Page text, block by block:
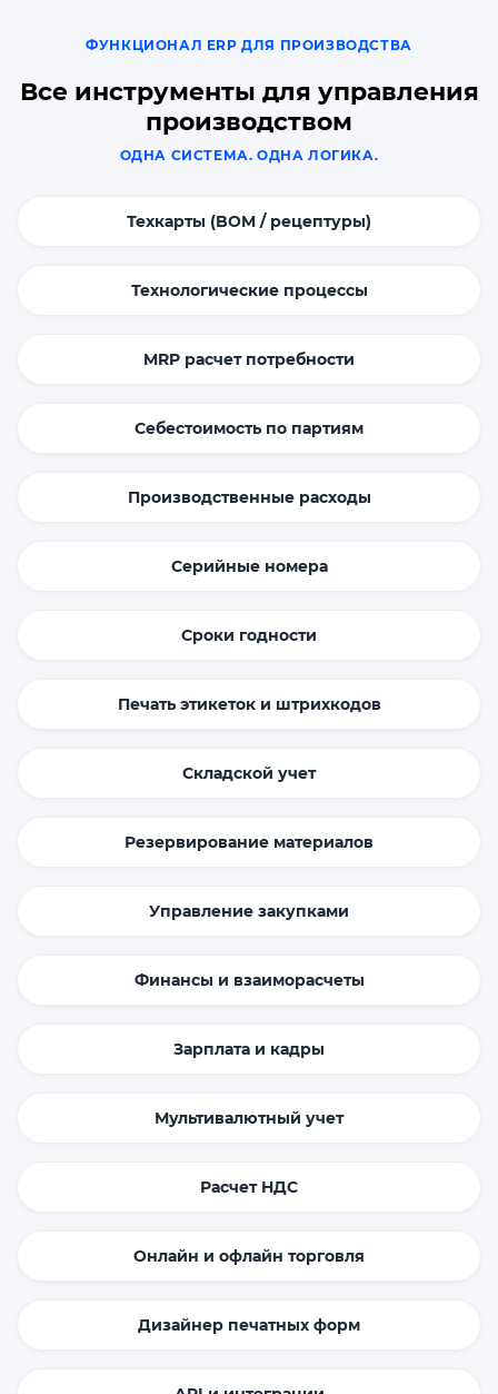
ФУНКЦИОНАЛ ERP ДЛЯ ПРОИЗВОДСТВА
Все инструменты для управления
производством
ОДНА СИСТЕМА. ОДНА ЛОГИКА.
Техкарты (BOM / рецептуры)
Технологические процессы
MRP расчет потребности
Себестоимость по партиям
Производственные расходы
Серийные номера
Сроки годности
Печать этикеток и штрихкодов
Складской учет
Резервирование материалов
Управление закупками
Финансы и взаиморасчеты
Зарплата и кадры
Мультивалютный учет
Расчет НДС
Онлайн и офлайн торговля
Дизайнер печатных форм